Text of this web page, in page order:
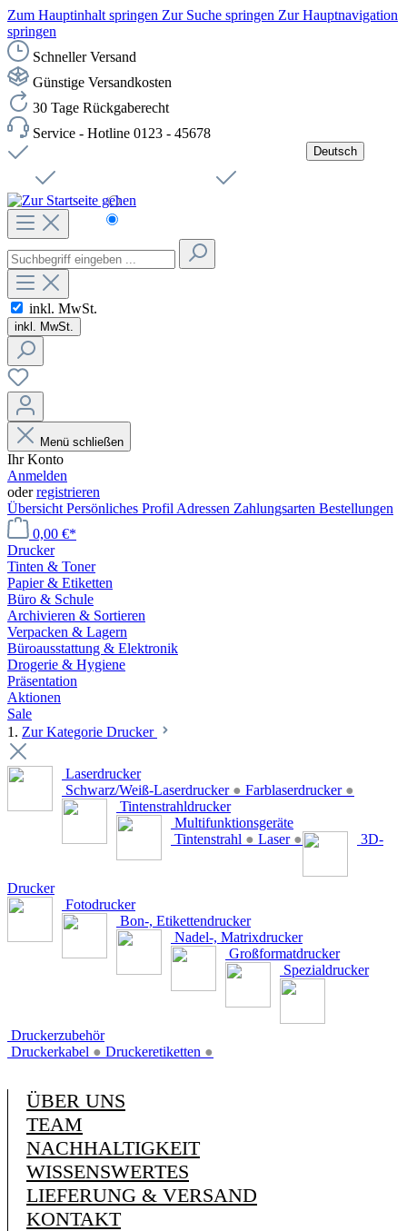
Zum Hauptinhalt springen Zur Suche springen Zur Hauptnavigation
springen
Schneller Versand
Günstige Versandkosten
30 Tage Rückgaberecht
Service - Hotline 0123 - 45678
Deutsch
Čeština
inkl. MwSt.
inkl. MwSt.
Menü schließen
Ihr Konto
Anmelden
oderregistrieren
Übersicht Persönliches Profil Adressen Zahlungsarten Bestellungen
0,00 €*
Drucker
Tinten & Toner
Papier & Etiketten
Büro & Schule
Archivieren & Sortieren
Verpacken & Lagern
Büroausstattung & Elektronik
Drogerie & Hygiene
Präsentation
Aktionen
Sale
1. Zur Kategorie Drucker
Laserdrucker
Schwarz/Weiß-Laserdrucker ● Farblaserdrucker ●
Tintenstrahldrucker
Multifunktionsgeräte
Tintenstrahl ● Laser ● 3D-
Drucker
Fotodrucker
Bon-, Etikettendrucker
Nadel-, Matrixdrucker
Großformatdrucker
Spezialdrucker
Druckerzubehör
Druckerkabel ● Druckeretiketten ●
ÜBER UNS
TEAM
NACHHALTIGKEIT
WISSENSWERTES
LIEFERUNG & VERSAND
KONTAKT